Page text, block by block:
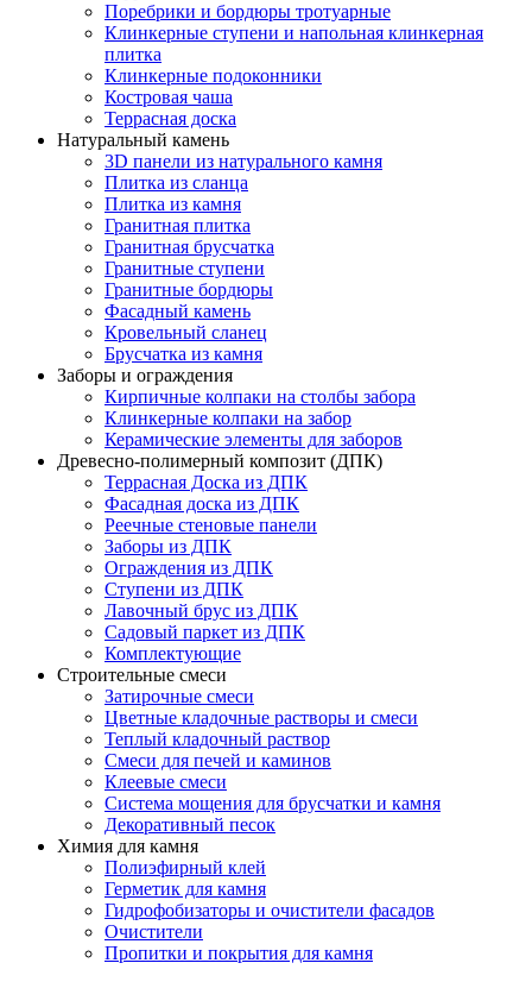
Поребрики и бордюры тротуарные
Клинкерные ступени и напольная клинкерная
плитка
Клинкерные подоконники
Костровая чаша
Террасная доска
Натуральный камень
3D панели из натурального камня
Плитка из сланца
Плитка из камня
Гранитная плитка
Гранитная брусчатка
Гранитные ступени
Гранитные бордюры
Фасадный камень
Кровельный сланец
Брусчатка из камня
Заборы и ограждения
Кирпичные колпаки на столбы забора
Клинкерные колпаки на забор
Керамические элементы для заборов
Древесно-полимерный композит (ДПК)
Террасная Доска из ДПК
Фасадная доска из ДПК
Реечные стеновые панели
Заборы из ДПК
Ограждения из ДПК
Ступени из ДПК
Лавочный брус из ДПК
Садовый паркет из ДПК
Комплектующие
Строительные смеси
Затирочные смеси
Цветные кладочные растворы и смеси
Теплый кладочный раствор
Смеси для печей и каминов
Клеевые смеси
Система мощения для брусчатки и камня
Декоративный песок
Химия для камня
Полиэфирный клей
Герметик для камня
Гидрофобизаторы и очистители фасадов
Очистители
Пропитки и покрытия для камня